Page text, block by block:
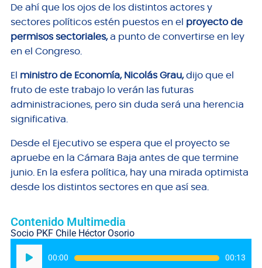
De ahí que los ojos de los distintos actores y
sectores políticos estén puestos en el proyecto de
permisos sectoriales,a punto de convertirse en ley
en el Congreso.
El ministro de Economía, Nicolás Grau,dijo que el
fruto de este trabajo lo verán las futuras
administraciones, pero sin duda será una herencia
significativa.
Desde el Ejecutivo se espera que el proyecto se
apruebe en la Cámara Baja antes de que termine
junio. En la esfera política, hay una mirada optimista
desde los distintos sectores en que así sea.
Contenido Multimedia
Socio PKF Chile Héctor Osorio
00:00 00:13